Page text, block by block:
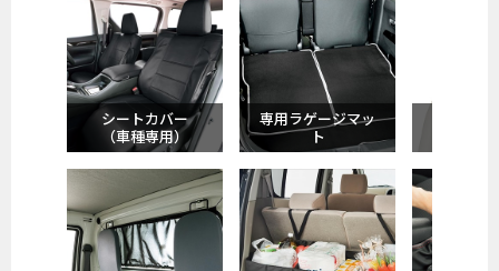
シートカバー
（車種専用）
専用ラゲージマッ
ト